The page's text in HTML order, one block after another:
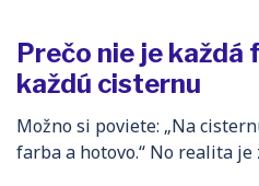
Prečo nie je každá
každú cisternu
Možno si poviete: „Na
farba a hotovo.“ No realita je